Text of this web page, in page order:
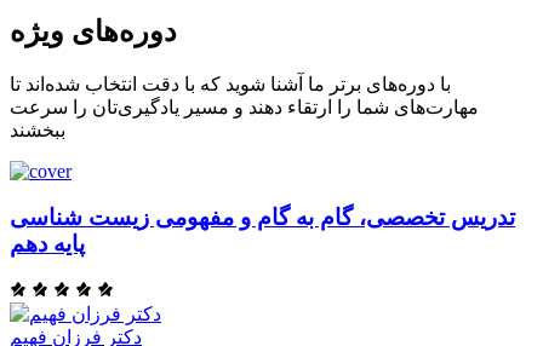
دوره‌های ویژه
با دوره‌های برتر ما آشنا شوید که با دقت انتخاب شده‌اند تا
مهارت‌های شما را ارتقاء دهند و مسیر یادگیری‌تان را سرعت
ببخشند
تدریس تخصصی، گام به گام و مفهومی زیست شناسی
پایه دهم
دکتر فرزان فهیم